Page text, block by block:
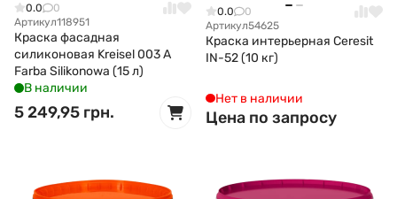
0.0
0
Артикул118951
Краска фасадная
силиконовая Kreisel 003 A
Farba Silikonowa (15 л)
В наличии
5 249,95 грн.
0.0
0
Артикул54625
Краска интерьерная Ceresit
IN-52 (10 кг)
Нет в наличии
Цена по запросу